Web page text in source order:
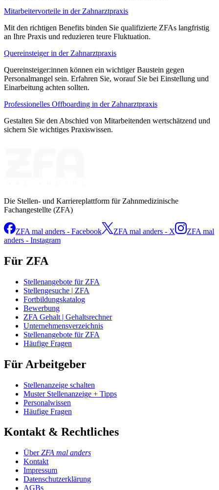
Mitarbeitervorteile in der Zahnarztpraxis
Mit den richtigen Benefits binden Sie qualifizierte ZFAs langfristig
an Ihre Praxis und reduzieren teure Fluktuation.
Quereinsteiger in der Zahnarztpraxis
Quereinsteiger:innen können ein wichtiger Baustein gegen
Personalmangel sein. Erfahren Sie, worauf Sie bei Einstellung und
Einarbeitung achten sollten.
Professionelles Offboarding in der Zahnarztpraxis
Gestalten Sie den Abschied von Mitarbeitenden wertschätzend und
sichern Sie wichtiges Praxiswissen.
Die Stellen- und Karriereplattform für Zahnmedizinische
Fachangestellte (ZFA)
ZFA mal anders - Facebook ZFA mal anders - X
ZFA mal
anders - Instagram
Für ZFA
Stellenangebote für ZFA
Stellengesuche | ZFA
Fortbildungskatalog
Bewerbung
ZFA Gehalt | Gehaltsrechner
Unternehmensverzeichnis
Stellenangebote für ZFA
Häufige Fragen
Für Arbeitgeber
Stellenanzeige schalten
Muster Stellenanzeige + Tipps
Personalwissen
Häufige Fragen
Kontakt & Rechtliches
ÜberZFA mal anders
Kontakt
Impressum
Datenschutzerklärung
AGBs